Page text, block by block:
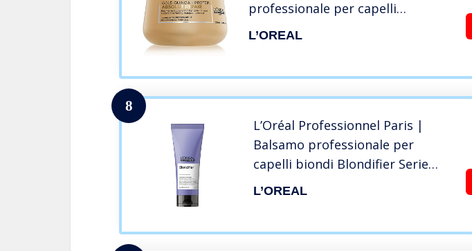
professionale per capelli
danneggiati e sensibilizzati,
L’OREAL
8
L’Oréal Professionnel Paris |
Balsamo professionale per
capelli biondi Blondifier Serie
Expert, Formula ricostituente e
L’OREAL